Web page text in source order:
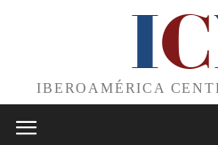
IC
IBEROAMÉRICA